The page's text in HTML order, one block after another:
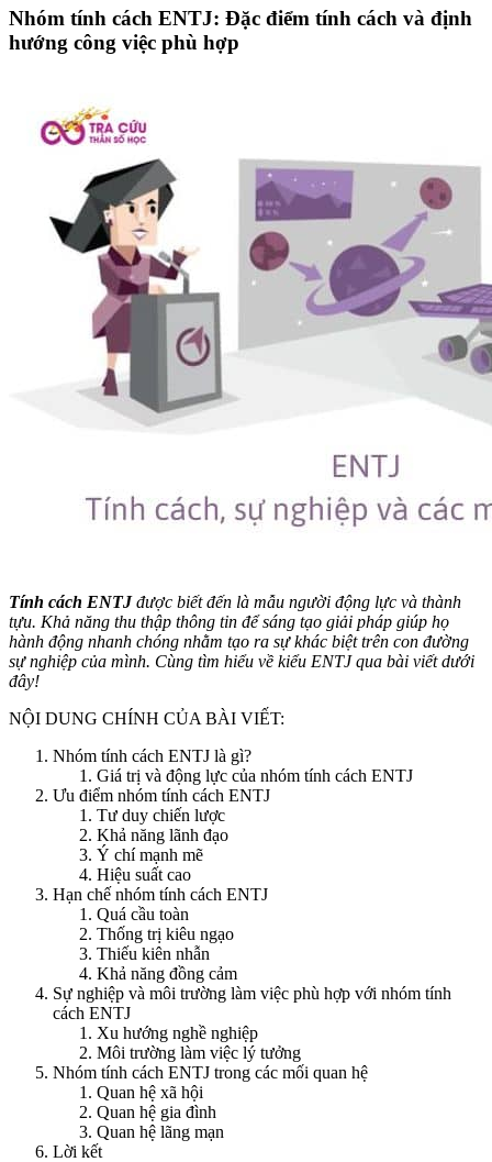
Nhóm tính cách ENTJ: Đặc điểm tính cách và định
hướng công việc phù hợp
Tính cách ENTJđược biết đến là mẫu người động lực và thành
tựu. Khả năng thu thập thông tin để sáng tạo giải pháp giúp họ
hành động nhanh chóng nhằm tạo ra sự khác biệt trên con đường
sự nghiệp của mình. Cùng tìm hiểu về kiểu ENTJ qua bài viết dưới
đây!
NỘI DUNG CHÍNH CỦA BÀI VIẾT:
Nhóm tính cách ENTJ là gì?
Giá trị và động lực của nhóm tính cách ENTJ
Ưu điểm nhóm tính cách ENTJ
Tư duy chiến lược
Khả năng lãnh đạo
Ý chí mạnh mẽ
Hiệu suất cao
Hạn chế nhóm tính cách ENTJ
Quá cầu toàn
Thống trị kiêu ngạo
Thiếu kiên nhẫn
Khả năng đồng cảm
Sự nghiệp và môi trường làm việc phù hợp với nhóm tính
cách ENTJ
Xu hướng nghề nghiệp
Môi trường làm việc lý tưởng
Nhóm tính cách ENTJ trong các mối quan hệ
Quan hệ xã hội
Quan hệ gia đình
Quan hệ lãng mạn
Lời kết